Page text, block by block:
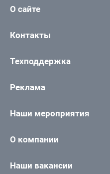
О сайте
Контакты
Техподдержка
Реклама
Наши мероприятия
О компании
Наши вакансии